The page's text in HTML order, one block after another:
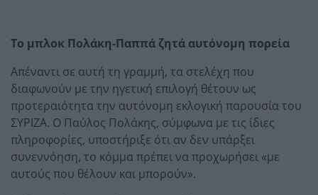
Το μπλοκ Πολάκη-Παππά ζητά αυτόνομη πορεία
Απέναντι σε αυτή τη γραμμή, τα στελέχη που
διαφωνούν με την ηγετική επιλογή θέτουν ως
προτεραιότητα την αυτόνομη εκλογική παρουσία του
ΣΥΡΙΖΑ. Ο Παύλος Πολάκης, σύμφωνα με τις ίδιες
πληροφορίες, υποστήριξε ότι αν δεν υπάρξει
συνεννόηση, το κόμμα πρέπει να προχωρήσει «με
αυτούς που θέλουν και μπορούν».